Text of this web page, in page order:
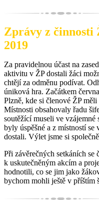
Zprávy z činnosti
2019
Za pravidelnou účast na
aktivitu v ŽP dostali žáci
chtějí za odměnu podívat.
úniková hra. Začátkem
Plzně, kde si členové ŽP
Místnosti obsahovaly řadu
soutěžící museli ve
byly úspěšné a z místností se
dostali. Výlet jsme si
Při závěrečných setkáních
k uskutečněným akcím a
hodnotili, co se jim jako
bychom mohli ještě v příštím